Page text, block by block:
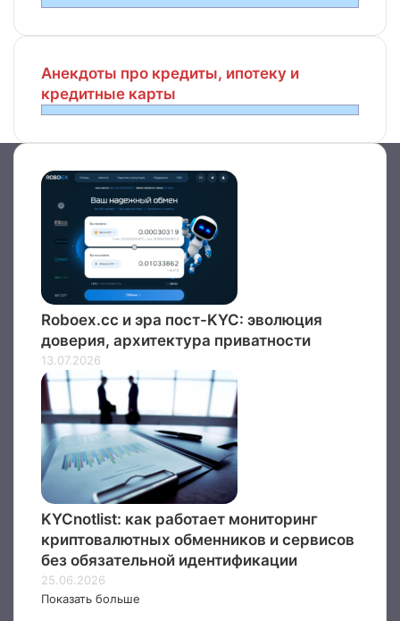
Анекдоты про кредиты, ипотеку и
кредитные карты
Roboex.cc и эра пост-KYC: эволюция
доверия, архитектура приватности
13.07.2026
KYCnotlist: как работает мониторинг
криптовалютных обменников и сервисов
без обязательной идентификации
25.06.2026
Показать больше